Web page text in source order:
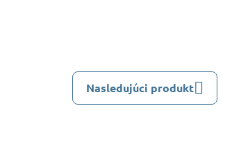
Nasledujúci produkt